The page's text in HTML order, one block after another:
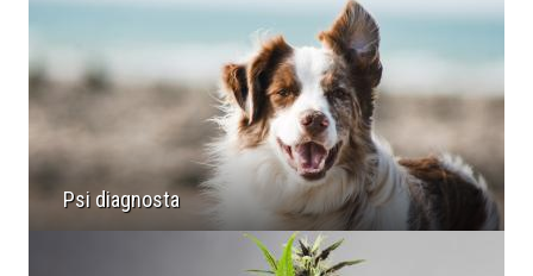
Psi diagnosta